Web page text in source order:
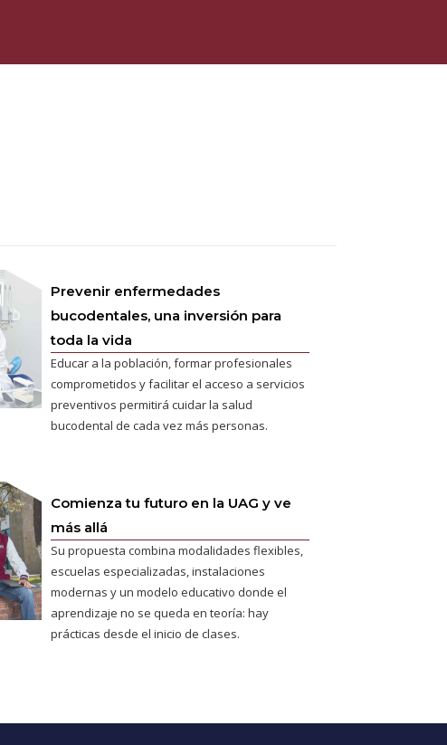
Prevenir enfermedades
bucodentales, una inversión para
toda la vida
Educar a la población, formar profesionales
comprometidos y facilitar el acceso a servicios
preventivos permitirá cuidar la salud
bucodental de cada vez más personas.
Comienza tu futuro en la UAG y ve
más allá
Su propuesta combina modalidades flexibles,
escuelas especializadas, instalaciones
modernas y un modelo educativo donde el
aprendizaje no se queda en teoría: hay
prácticas desde el inicio de clases.